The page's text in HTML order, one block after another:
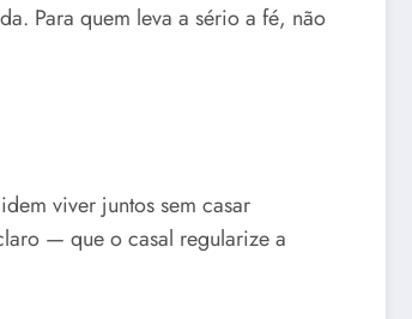
Para quem leva a sério a fé, não
viver juntos sem casar
— que o casal regularize a